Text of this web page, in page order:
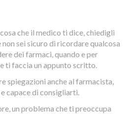
che il medico ti dice, chiedigli
sei sicuro di ricordare qualcosa
dei farmaci, quando e per
ti faccia un appunto scritto.
spiegazioni anche al farmacista,
capace di consigliarti.
un problema che ti preoccupa